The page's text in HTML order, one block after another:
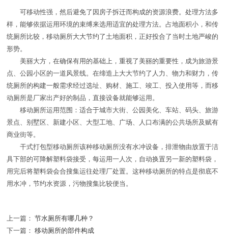
可移动性强，然后避免了因房子拆迁而构成的资源浪费。处理方法多
样，能够依据运用环境的束缚来选用适宜的处理方法。占地面积小，和传
统厕所比较，移动厕所大大节约了土地面积，正好投合了当时土地严峻的
形势。
美丽大方，在确保有用的基础上，重视了美丽的重要性，成为旅游景
点、公园小区的一道风景线。在缔造上大大节约了人力、物力和财力，传
统厕所的构建一般需求经过选址、购材、施工、竣工、投入使用等，而移
动厕所是厂家出产好的制品，直接设备就能够运用。
移动厕所运用范围：适合于城市大街、公园美化、车站、码头、旅游
景点、别墅区、新建小区、大型工地、广场、人口布满的公共场所及赋有
商业街等。
干式打包型移动厕所该种移动厕所没有水冲设备，排泄物由放置于洁
具下部的可降解塑料袋接受，每运用一人次，自动换置另一新的塑料袋，
用完后将塑料袋会合搜集运往处理厂处置。这种移动厕所的特点是彻底不
用水冲，节约水资源，污物搜集比较便当。
上一篇： 节水厕所有哪几种？
下一篇： 移动厕所的部件构成